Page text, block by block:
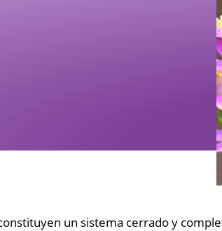
un sistema cerrado y